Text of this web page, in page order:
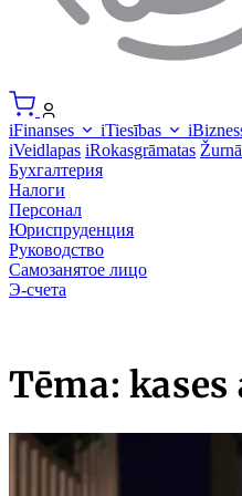
iFinanses iTiesības
iVeidlapas iRokasgrāmatas
Бухгалтерия
Налоги
Персонал
Юриспруденция
Руководство
Самозанятое лицо
Э-счета
Tēma: